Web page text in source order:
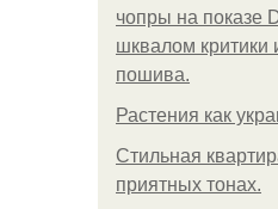
чопры на показе
шквалом критики
пошива.
Растения как
Стильная
приятных тонах.